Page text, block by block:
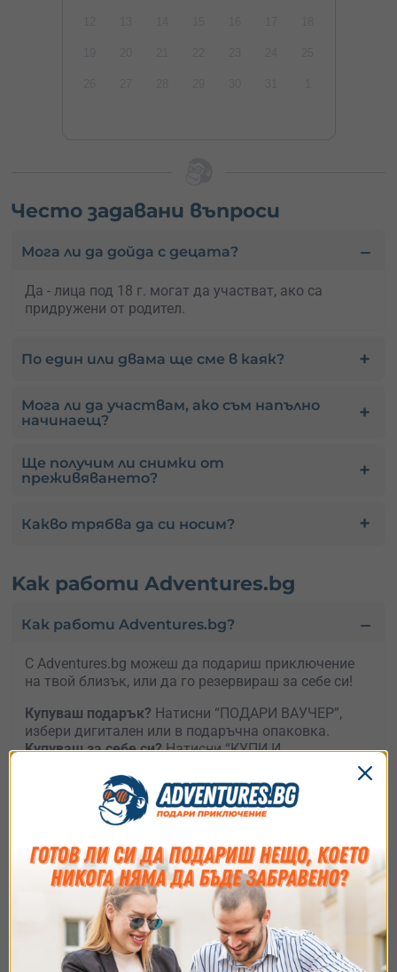
Често задавани въпроси
Мога ли да дойда с децата?
Да - лица под 18 г. могат да участват, ако са
придружени от родител.
По един или двама ще сме в каяк?
Мога ли да участвам, ако съм напълно
начинаещ?
Ще получим ли снимки от
преживяването?
Какво трябва да си носим?
Kак работи Adventures.bg
Как работи Adventures.bg?
С Adventures.bg можеш да подариш приключение
на твой близък, или да го резервираш за себе си!
Купуваш подарък? Натисни “ПОДАРИ ВАУЧЕР”,
избери дигитален или в подаръчна опаковка.
Kупуваш за себе си?Натисни “КУПИ И
стъпките за да потъврдиш твоята резервация.
Чудиш се какво да подариш?Споко, притежателят
на ваучера може по всяко време да си смени
Нямаш време да избираш?Подариуниверсален
ваучери остави получателя да избира какво, къде
и кога да е приключението му.
Как ще получа ваучера ?
Съгласие Подробности Относно
Ние използваме бисквитки. Използваме